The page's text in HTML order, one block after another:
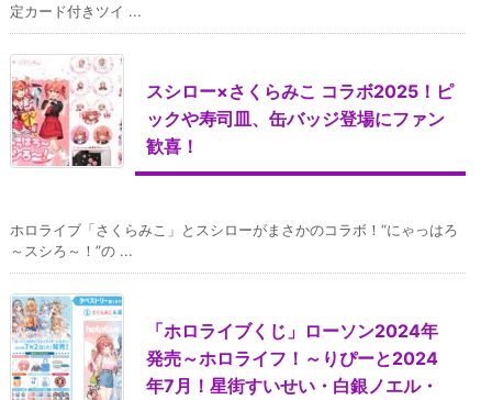
定カード付きツイ ...
スシロー×さくらみこ コラボ2025！ピ
ックや寿司皿、缶バッジ登場にファン
歓喜！
ホロライブ「さくらみこ」とスシローがまさかのコラボ！“にゃっはろ
～スシろ～！”の ...
「ホロライブくじ」ローソン2024年
発売～ホロライフ！～りぴーと2024
年7月！星街すいせい・白銀ノエル・